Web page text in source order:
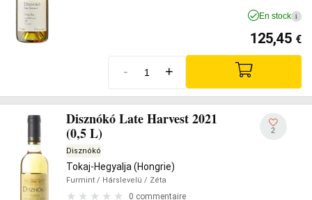
En stock i
125,45 €
- +
Disznókó Late Harvest 2021
(0,5 L)
Disznókó
Tokaj-Hegyalja (Hongrie)
Furmint / Hárslevelü / Zéta
0 commentaire
2